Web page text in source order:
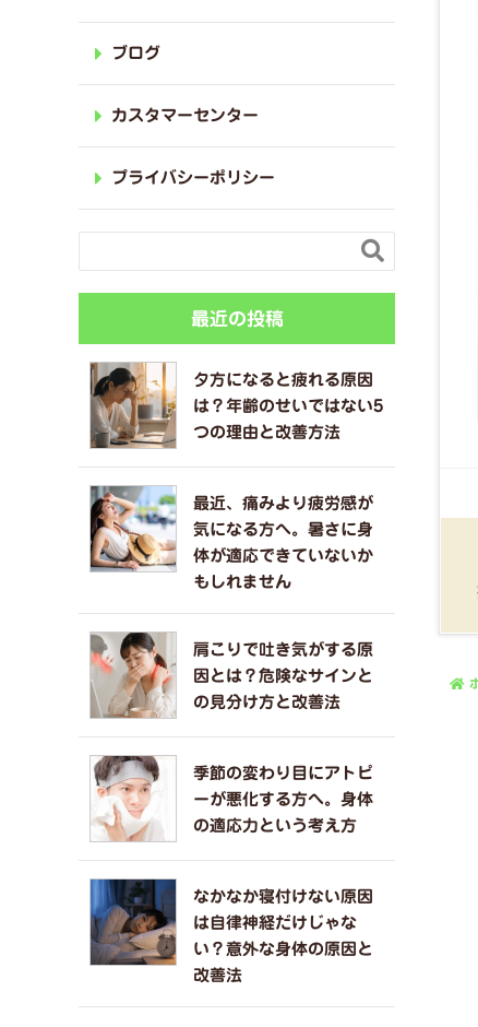
ブログ
カスタマーセンター
プライバシーポリシー

最近の投稿
夕方になると疲れる原因
は？年齢のせいではない5
つの理由と改善方法
最近、痛みより疲労感が
気になる方へ。暑さに身
体が適応できていないか
もしれません
肩こりで吐き気がする原
因とは？危険なサインと
の見分け方と改善法
季節の変わり目にアトピ
ーが悪化する方へ。身体
の適応力という考え方
なかなか寝付けない原因
は自律神経だけじゃな
い？意外な身体の原因と
改善法